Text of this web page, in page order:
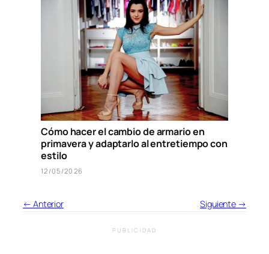
Cómo hacer el cambio de armario en
primavera y adaptarlo al entretiempo con
estilo
12/05/2026
← Anterior Siguiente →
PUBLICIDAD